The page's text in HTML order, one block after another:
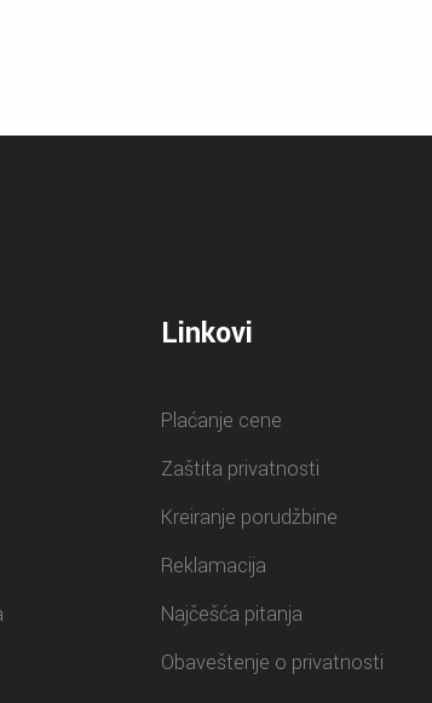
Linkovi
Plaćanje cene
Zaštita privatnosti
Kreiranje porudžbine
Reklamacija
Najčešća pitanja
Obaveštenje o privatnosti